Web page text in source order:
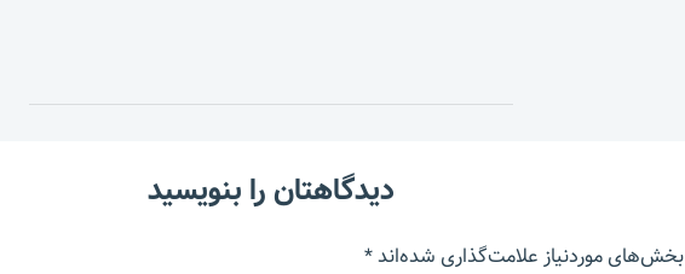
دیدگاهتان را بنویسید
بخش‌های موردنیاز علامت‌گذاری شده‌اند*